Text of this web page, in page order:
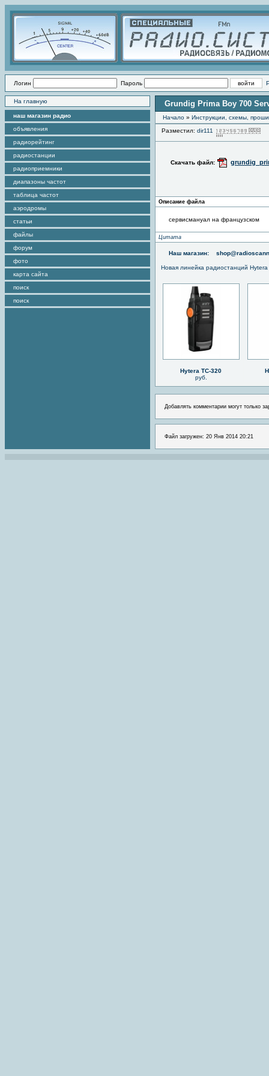
Логин Пароль
На главную
наш магазин радио
объявления
радиорейтинг
радиостанции
радиоприемники
диапазоны частот
таблица частот
аэродромы
статьи
файлы
форум
фото
карта сайта
поиск
поиск
Grundig Prima Boy 700
Начало » Инструкции, схемы,
Разместил: dir111
Скачать файл:
Описание файла
сервисмануал на французском
Цитата
Наш магазин:
Новая линейка радиостанций
Hytera TC-320
руб.
Добавлять комментарии могут только
Файл загружен: 20 Янв 2014 20:21